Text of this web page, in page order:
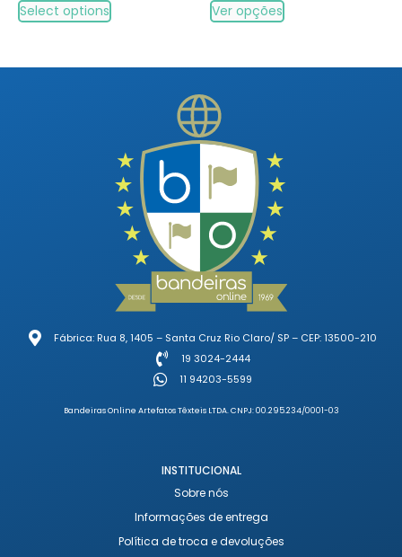
Select options Ver opções
Fábrica: Rua 8, 1405 – Santa Cruz Rio Claro/ SP – CEP: 13500-210
19 3024-2444
11 94203-5599
Bandeiras Online Artefatos Têxteis LTDA. CNPJ: 00.295.234/0001-03
INSTITUCIONAL
Sobre nós
Informações de entrega
Política de troca e devoluções